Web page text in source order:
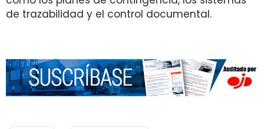
de trazabilidad y el control documental.